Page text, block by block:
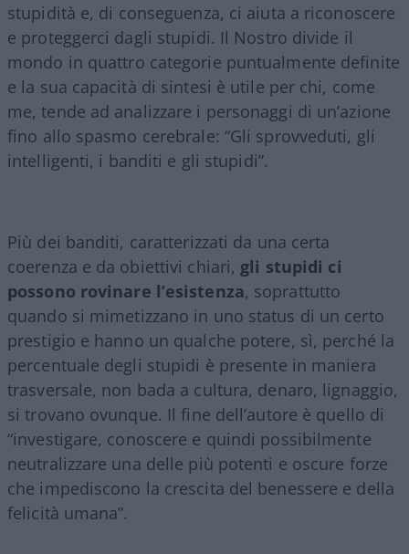
stupidità e, di conseguenza, ci aiuta a riconoscere
e proteggerci dagli stupidi. Il Nostro divide il
mondo in quattro categorie puntualmente definite
e la sua capacità di sintesi è utile per chi, come
me, tende ad analizzare i personaggi di un’azione
fino allo spasmo cerebrale: “Gli sprovveduti, gli
intelligenti, i banditi e gli stupidi”.
Più dei banditi, caratterizzati da una certa
coerenza e da obiettivi chiari, gli stupidi ci
possono rovinare l’esistenza, soprattutto
quando si mimetizzano in uno status di un certo
prestigio e hanno un qualche potere, sì, perché la
percentuale degli stupidi è presente in maniera
trasversale, non bada a cultura, denaro, lignaggio,
si trovano ovunque. Il fine dell’autore è quello di
“investigare, conoscere e quindi possibilmente
neutralizzare una delle più potenti e oscure forze
che impediscono la crescita del benessere e della
felicità umana”.